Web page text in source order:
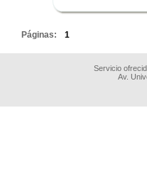
Páginas: 1
Servicio
Av.